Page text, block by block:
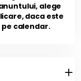
alege
daca este
calendar.